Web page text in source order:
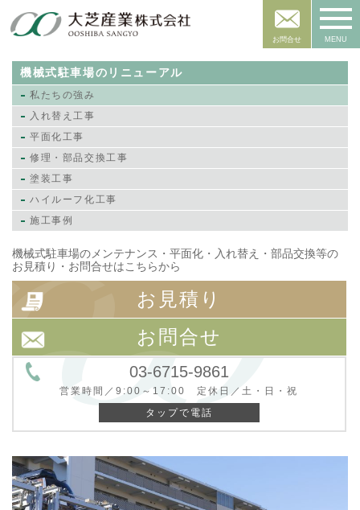
お問合せ MENU
機械式駐車場のリニューアル
私たちの強み
入れ替え工事
平面化工事
修理・部品交換工事
塗装工事
ハイルーフ化工事
施工事例
機械式駐車場のメンテナンス・平面化・入れ替え・部品交換等の
お見積り・お問合せはこちらから
お見積り
お問合せ
03-6715-9861
営業時間／9:00～17:00 定休日／土・日・祝
タップで電話